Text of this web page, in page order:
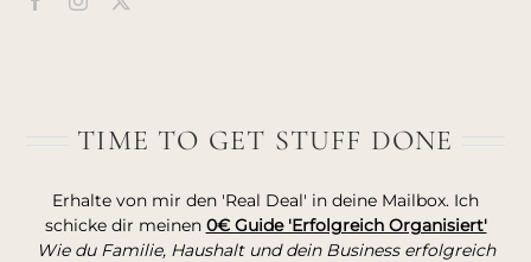
TIME TO GET STUFF DONE
Erhalte von mir den 'Real Deal' in deine Mailbox. Ich
schicke dir meinen 0€ Guide 'Erfolgreich Organisiert'
Wie du Familie, Haushalt und dein Business erfolgreich